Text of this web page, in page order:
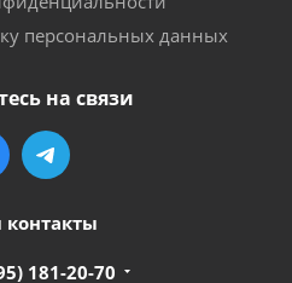
персональных данных
на связи
181-20-70